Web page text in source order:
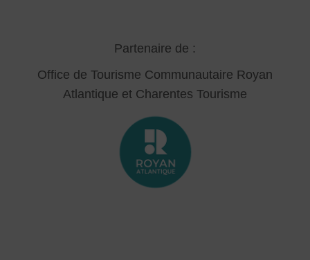
Partenaire de :
Office de Tourisme Communautaire Royan
Atlantique et Charentes Tourisme